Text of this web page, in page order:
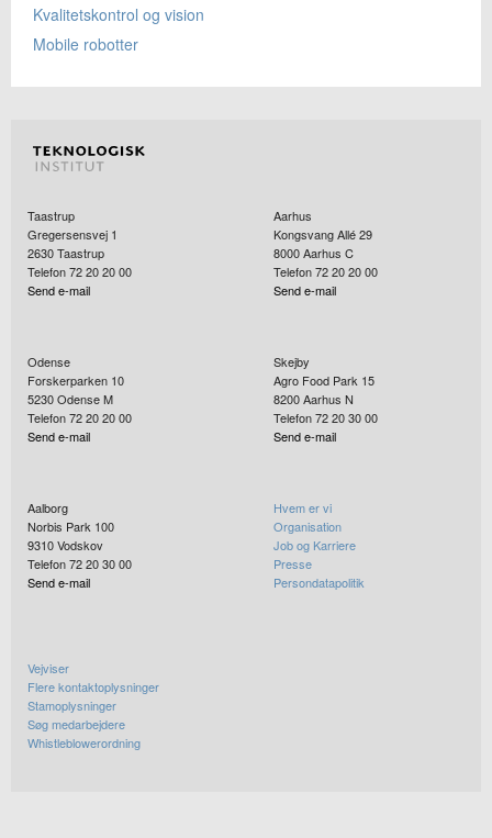
Kvalitetskontrol og vision
Mobile robotter
Taastrup
Gregersensvej 1
2630Taastrup
Telefon 72 20 20 00
Send e-mail
Aarhus
Kongsvang Allé 29
8000Aarhus C
Telefon 72 20 20 00
Send e-mail
Odense
Forskerparken 10
5230Odense M
Telefon 72 20 20 00
Send e-mail
Skejby
Agro Food Park 15
8200Aarhus N
Telefon 72 20 30 00
Send e-mail
Aalborg
Norbis Park 100
9310Vodskov
Telefon 72 20 30 00
Send e-mail
Hvem er vi
Organisation
Job og Karriere
Presse
Persondatapolitik
Vejviser
Flere kontaktoplysninger
Stamoplysninger
Søg medarbejdere
Whistleblowerordning